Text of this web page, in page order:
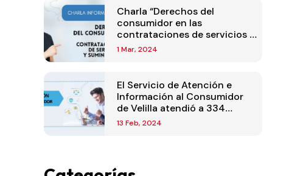
Charla “Derechos del
consumidor en las
contrataciones de servicios y
suministros”
1 Mar, 2024
El Servicio de Atención e
Información al Consumidor
de Velilla atendió a 334
usuarios en 2023
13 Feb, 2024